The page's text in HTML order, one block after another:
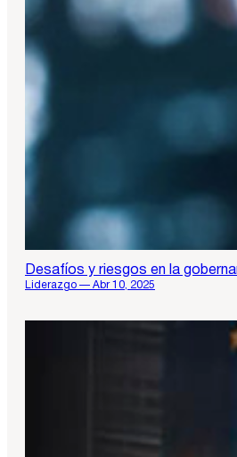
Desafíos y riesgos en la
Liderazgo — Abr 10, 2025